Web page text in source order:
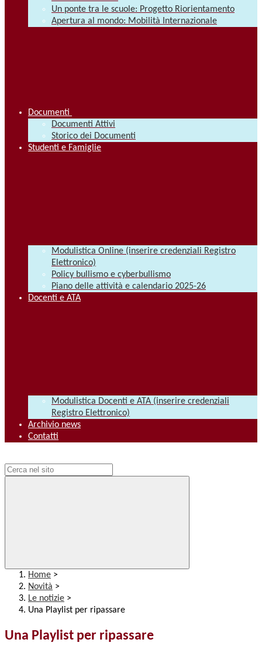
Un ponte tra le scuole: Progetto Riorientamento
Apertura al mondo: Mobilità Internazionale
Documenti
Documenti Attivi
Storico dei Documenti
Studenti e Famiglie
Modulistica Online (inserire credenziali Registro
Elettronico)
Policy bullismo e cyberbullismo
Piano delle attività e calendario 2025-26
Docenti e ATA
Modulistica Docenti e ATA (inserire credenziali
Registro Elettronico)
Archivio news
Contatti
Home >
Novità >
Le notizie >
Una Playlist per ripassare
Una Playlist per ripassare